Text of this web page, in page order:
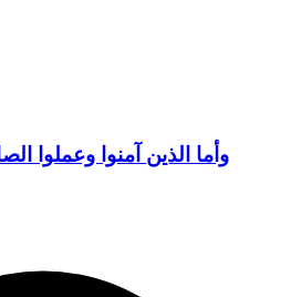
وأما الذين آمنوا وعملوا